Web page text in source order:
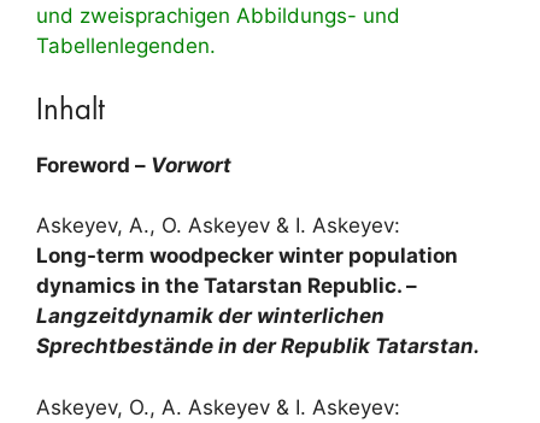
und zweisprachigen Abbildungs- und
Tabellenlegenden.
Inhalt
Foreword – Vorwort
Askeyev, A., O. Askeyev & I. Askeyev:
Long-term woodpecker winter population
dynamics in the Tatarstan Republic. –
Langzeitdynamik der winterlichen
Sprechtbestände in der Republik Tatarstan.
Askeyev, O., A. Askeyev & I. Askeyev: